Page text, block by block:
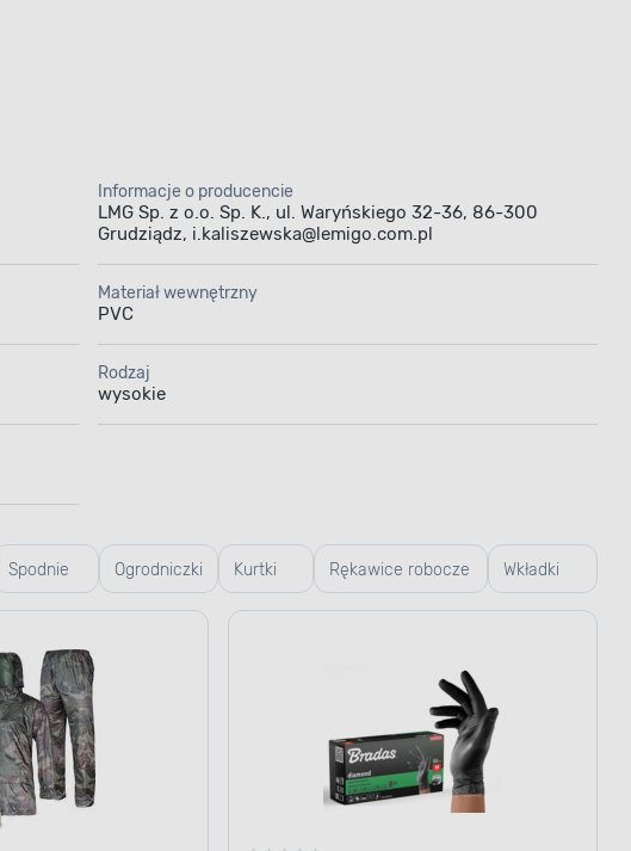
Informacje o producencie
LMG Sp. z o.o. Sp. K., ul. Waryńskiego 32-36, 86-300
Grudziądz, i.kaliszewska@lemigo.com.pl
Materiał wewnętrzny
PVC
Rodzaj
wysokie
Spodnie Ogrodniczki Kurtki Rękawice robocze Wkładki